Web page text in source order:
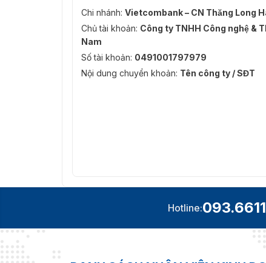
Chi nhánh: Vietcombank – CN Thăng Long
Chủ tài khoản: Công ty TNHH Công nghệ &
Nam
Số tài khoản: 0491001797979
Nội dung chuyển khoản: Tên công ty / SĐT
Hotline: